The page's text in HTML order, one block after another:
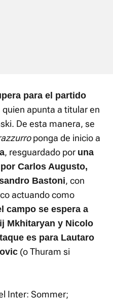
para el partido
quien apunta a titular en
De esta manera, se
ponga de inicio a
, resguardado por una
Carlos Augusto,
Bastoni, con
actuando como
campo se espera a
Mkhitaryan y Nicolo
es para Lautaro
(o Thuram si
Inter: Sommer;